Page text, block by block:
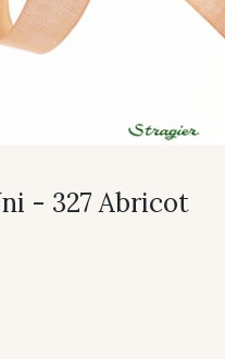
- 327 Abricot